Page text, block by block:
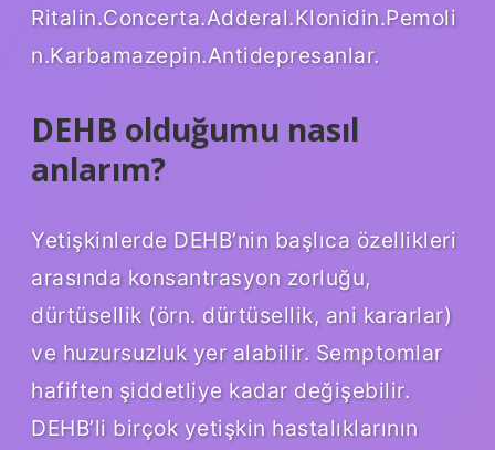
Ritalin.Concerta.Adderal.Klonidin.Pemoli
n.Karbamazepin.Antidepresanlar.
DEHB olduğumu nasıl
anlarım?
Yetişkinlerde DEHB’nin başlıca özellikleri
arasında konsantrasyon zorluğu,
dürtüsellik (örn. dürtüsellik, ani kararlar)
ve huzursuzluk yer alabilir. Semptomlar
hafiften şiddetliye kadar değişebilir.
DEHB’li birçok yetişkin hastalıklarının